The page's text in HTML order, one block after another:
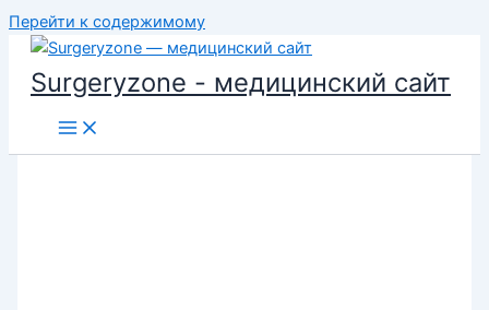
Перейти к содержимому
Surgeryzone - медицинский сайт